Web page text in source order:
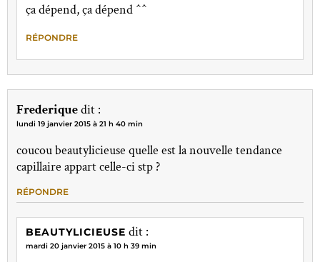
ça dépend, ça dépend ^^
RÉPONDRE
Frederiquedit :
lundi 19 janvier 2015 à 21 h 40 min
coucou beautylicieuse quelle est la nouvelle tendance
capillaire appart celle-ci stp ?
RÉPONDRE
BEAUTYLICIEUSE dit :
mardi 20 janvier 2015 à 10 h 39 min